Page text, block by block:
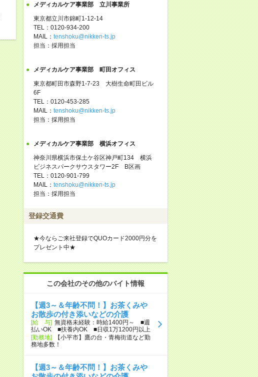
メディカルケア事業部 立川事業所
東京都立川市錦町1-12-14
TEL：0120-934-200
MAIL： tenshoku@nikken-ts.jp
担当：採用担当
メディカルケア事業部 町田オフィス
東京都町田市森野1-7-23 大樹生命町田ビル
6F
TEL：0120-453-285
MAIL： tenshoku@nikken-ts.jp
担当：採用担当
メディカルケア事業部 横浜オフィス
神奈川県横浜市保土ケ谷区神戸町134 横浜
ビジネスパークサウスタワー2F B区画
TEL：0120-901-799
MAIL： tenshoku@nikken-ts.jp
担当：採用担当
登録交通費
★今ならご来社登録でQUOカード2000円分を
プレゼント中★
この会社のその他のバイト情報
【週3～＆年齢不問！】お茶くみや
お散歩の付き添いなどの介護
[給 与] 無資格未経験：時給1400円～ ■週
払いOK ■扶養内OK ■日収1万1200円以上
[勤務地]
【小平市】鷹の台・青梅街道など勤
務地多数！
【週3～＆年齢不問！】お茶くみや